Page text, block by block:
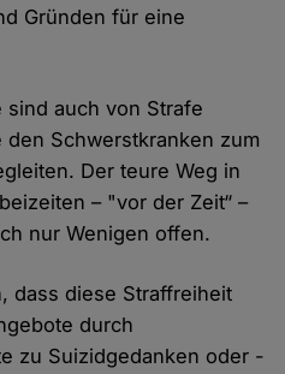
Gründen für eine
auch von Strafe
Schwerstkranken zum
Der teure Weg in
– "vor der Zeit“ –
nur Wenigen offen.
dass diese Straffreiheit
durch
zu Suizidgedanken oder -